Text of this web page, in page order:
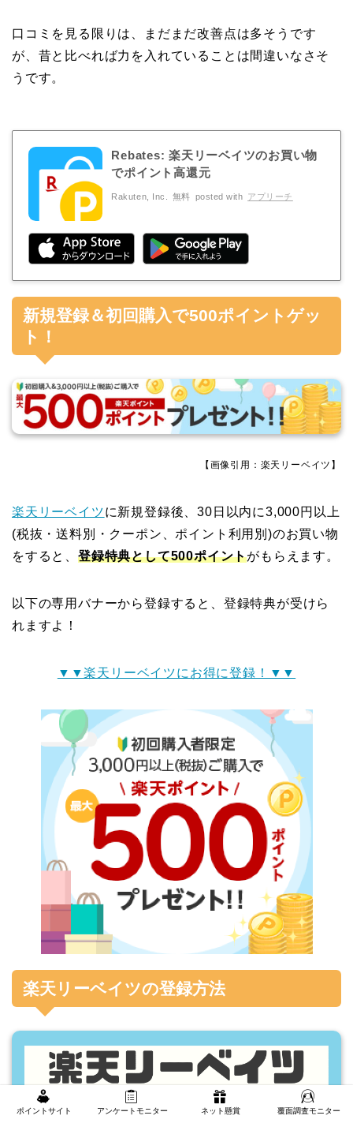
口コミを見る限りは、まだまだ改善点は多そうです
が、昔と比べれば力を入れていることは間違いなさそ
うです。
Rebates: 楽天リーベイツのお買い物
でポイント高還元
Rakuten, Inc. 無料 posted with アプリーチ
新規登録＆初回購入で500ポイントゲッ
ト！
【画像引用：楽天リーベイツ】
楽天リーベイツに新規登録後、30日以内に3,000円以上
(税抜・送料別・クーポン、ポイント利用別)のお買い物
をすると、 登録特典として500ポイントがもらえます。
以下の専用バナーから登録すると、登録特典が受けら
れますよ！
▼▼楽天リーベイツにお得に登録！▼▼
楽天リーベイツの登録方法
ポイントサイト アンケートモニター ネット懸賞 覆面調査モニター